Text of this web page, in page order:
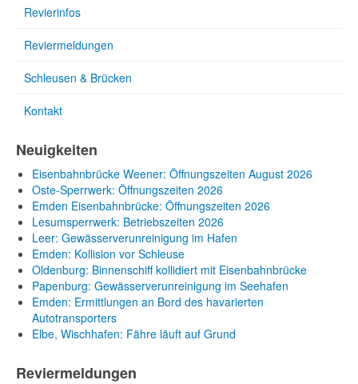
Revierinfos
Reviermeldungen
Schleusen & Brücken
Kontakt
Neuigkeiten
Eisenbahnbrücke Weener: Öffnungszeiten August 2026
Oste-Sperrwerk: Öffnungszeiten 2026
Emden Eisenbahnbrücke: Öffnungszeiten 2026
Lesumsperrwerk: Betriebszeiten 2026
Leer: Gewässerverunreinigung im Hafen
Emden: Kollision vor Schleuse
Oldenburg: Binnenschiff kollidiert mit Eisenbahnbrücke
Papenburg: Gewässerverunreinigung im Seehafen
Emden: Ermittlungen an Bord des havarierten
Autotransporters
Elbe, Wischhafen: Fähre läuft auf Grund
Reviermeldungen